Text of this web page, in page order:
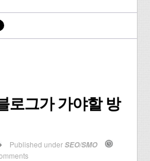
로그가 가야할 방
Published underSEO/SMO